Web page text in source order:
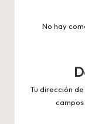
No hay
Tu dirección